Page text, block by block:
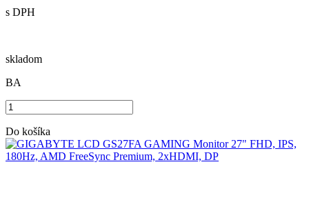
s DPH
skladom
BA
Do košíka